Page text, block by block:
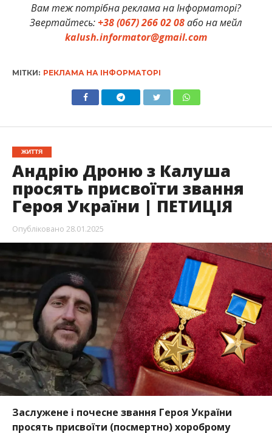
Вам теж потрібна реклама на Інформаторі?
Звертайтесь:+38 (067) 266 02 08або на мейл
kalush.informator@gmail.com
МІТКИ: РЕКЛАМА НА ІНФОРМАТОРІ
ЖИТТЯ
Андрію Дроню з Калуша
просять присвоїти звання
Героя України | ПЕТИЦІЯ
Опубліковано 28.01.2025
Заслужене і почесне звання Героя України
просять присвоїти (посмертно) хороброму